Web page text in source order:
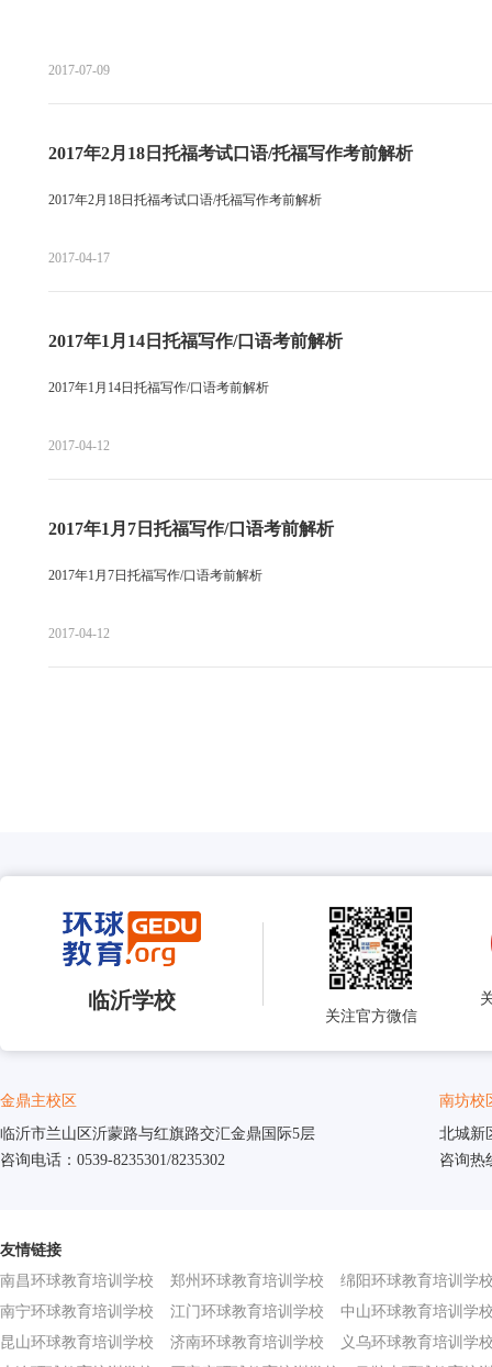
2017-07-09
2017年2月18日托福考试口语/托福写作考前解析
2017年2月18日托福考试口语/托福写作考前解析
2017-04-17
2017年1月14日托福写作/口语考前解析
2017年1月14日托福写作/口语考前解析
2017-04-12
2017年1月7日托福写作/口语考前解析
2017年1月7日托福写作/口语考前解析
2017-04-12
临沂学校
关注官方微信
金鼎主校区
临沂市兰山区沂蒙路与红旗路交汇金鼎国际5层
咨询电话：0539-8235301/8235302
南坊校
北城新
咨询热
友情链接
南昌环球教育培训学校
郑州环球教育培训学校
绵阳环球教育培训学
南宁环球教育培训学校
江门环球教育培训学校
中山环球教育培训学
昆山环球教育培训学校
济南环球教育培训学校
义乌环球教育培训学